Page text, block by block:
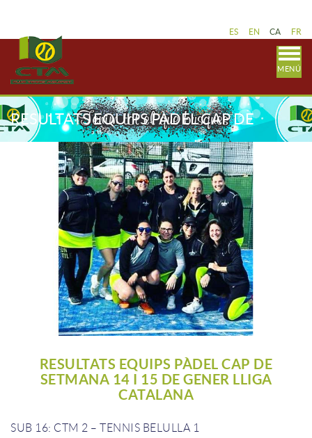
ES EN CA FR
MENÚ
RESULTATS EQUIPS PÀDEL CAP DE
SETMANA 14 I 15 DE GENER LLIGA
CATALANA
RESULTATS EQUIPS PÀDEL CAP DE
SETMANA 14 I 15 DE GENER LLIGA
CATALANA
SUB 16: CTM 2 – TENNIS BELULLA 1